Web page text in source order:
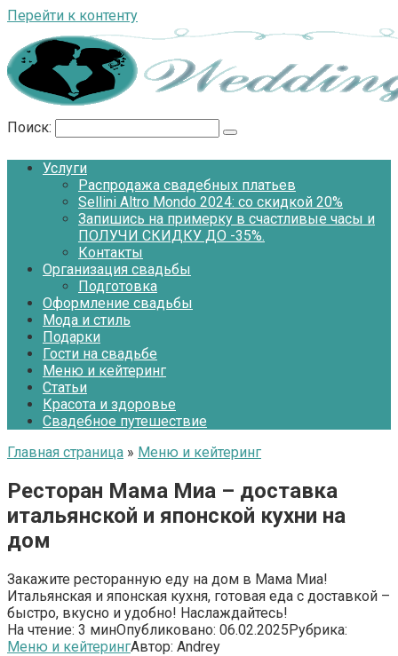
Перейти к контенту
Поиск:
Услуги
Распродажа свадебных платьев
Sellini Altro Mondo 2024: со скидкой 20%
Запишись на примерку в счастливые часы и
ПОЛУЧИ СКИДКУ ДО -35%.
Контакты
Организация свадьбы
Подготовка
Оформление свадьбы
Мода и стиль
Подарки
Гости на свадьбе
Меню и кейтеринг
Статьи
Красота и здоровье
Свадебное путешествие
Главная страница » Меню и кейтеринг
Ресторан Мама Миа – доставка
итальянской и японской кухни на
дом
Закажите ресторанную еду на дом в Мама Миа!
Итальянская и японская кухня, готовая еда с доставкой –
быстро, вкусно и удобно! Наслаждайтесь!
На чтение: 3 минОпубликовано: 06.02.2025Рубрика:
Меню и кейтерингАвтор: Andrey